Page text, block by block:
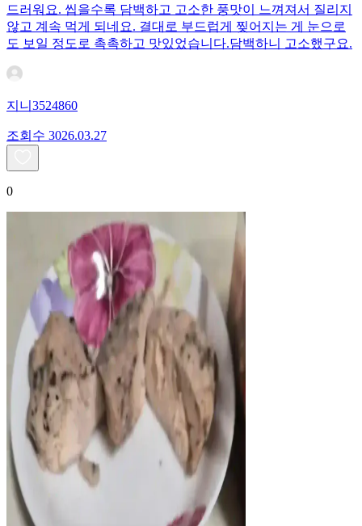
드러워요. 씹을수록 담백하고 고소한 풍맛이 느껴져서 질리지
않고 계속 먹게 되네요. 결대로 부드럽게 찢어지는 게 눈으로
도 보일 정도로 촉촉하고 맛있었습니다.담백하니 고소했구요.
지니3524860
조회수 3026.03.27
0